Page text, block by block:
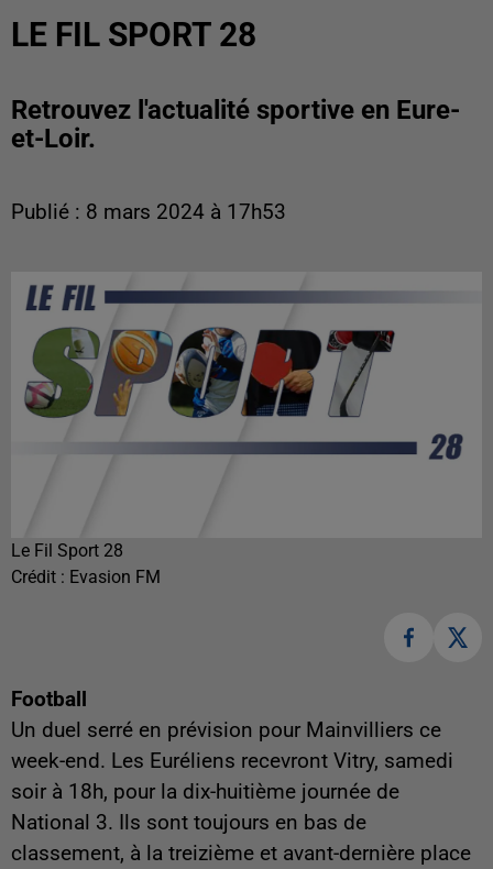
LE FIL SPORT 28
Retrouvez l'actualité sportive en Eure-
et-Loir.
Publié : 8 mars 2024 à 17h53
Le Fil Sport 28
Crédit : Evasion FM
Football
Un duel serré en prévision pour Mainvilliers ce
week-end. Les Euréliens recevront Vitry, samedi
soir à 18h, pour la dix-huitième journée de
National 3. Ils sont toujours en bas de
classement, à la treizième et avant-dernière place